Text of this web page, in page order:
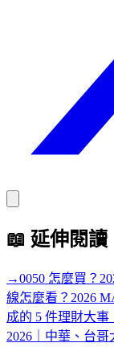
📖 延伸閱讀
→0050 怎麼買？
線怎麼看？2026
成的 5 件理財大事
2026｜中華、台